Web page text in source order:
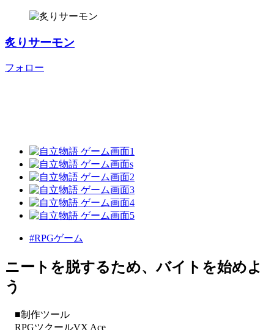
炙りサーモン
フォロー
#RPGゲーム
ニートを脱するため、バイトを始めよ
う
■制作ツール
RPGツクールVX Ace